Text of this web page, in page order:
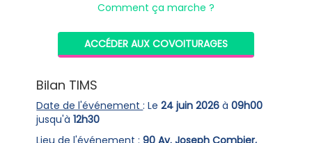
Comment ça marche ?
ACCÉDER AUX COVOITURAGES
Bilan TIMS
Date de l'événement: Le24 juin 2026 à09h00
jusqu'à12h30
Lieu de l'événement:90 Av. Joseph Combier,